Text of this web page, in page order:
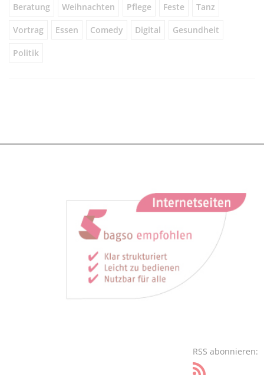
Beratung Weihnachten Pflege Feste Tanz
Vortrag Essen Comedy Digital Gesundheit
Politik
RSS abonnieren: